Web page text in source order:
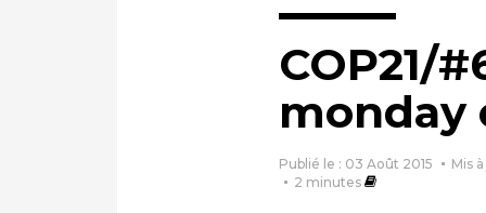
COP21/
monday
Publié le : 03 Août 2015
Mis
2 minutes